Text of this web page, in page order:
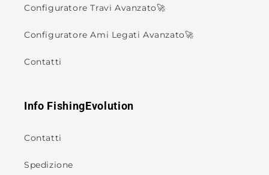
Configuratore Travi Avanzato🚀
Configuratore Ami Legati Avanzato🚀
Contatti
Info FishingEvolution
Contatti
Spedizione